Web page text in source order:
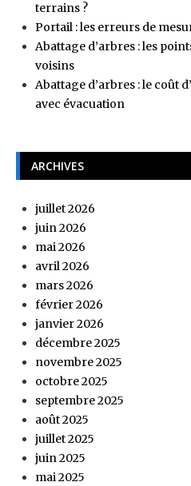
terrains ?
Portail : les erreurs de
Abattage d’arbres : les
voisins
Abattage d’arbres : le coût
avec évacuation
ARCHIVES
juillet 2026
juin 2026
mai 2026
avril 2026
mars 2026
février 2026
janvier 2026
décembre 2025
novembre 2025
octobre 2025
septembre 2025
août 2025
juillet 2025
juin 2025
mai 2025